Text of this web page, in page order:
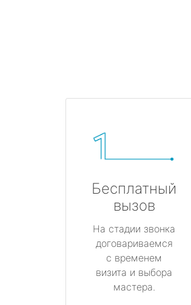
Бесплатный
вызов
На стадии звонка
договариваемся
с временем
визита и выбора
мастера.